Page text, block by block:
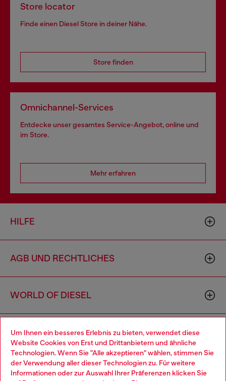
Um Ihnen ein besseres Erlebnis zu bieten, verwendet diese
Website Cookies von Erst und Drittanbietern und ähnliche
Technologien. Wenn Sie "Alle akzeptieren" wählen, stimmen Sie
der Verwendung aller dieser Technologien zu. Für weitere
Informationen oder zur Auswahl Ihrer Präferenzen klicken Sie
Store locator
Finde einen Diesel Store in deiner Nähe.
Store finden
Omnichannel-Services
Entdecke unser gesamtes Service-Angebot, online und
im Store.
Mehr erfahren
HILFE
AGB UND RECHTLICHES
WORLD OF DIESEL
CORPORATE
Choose your location